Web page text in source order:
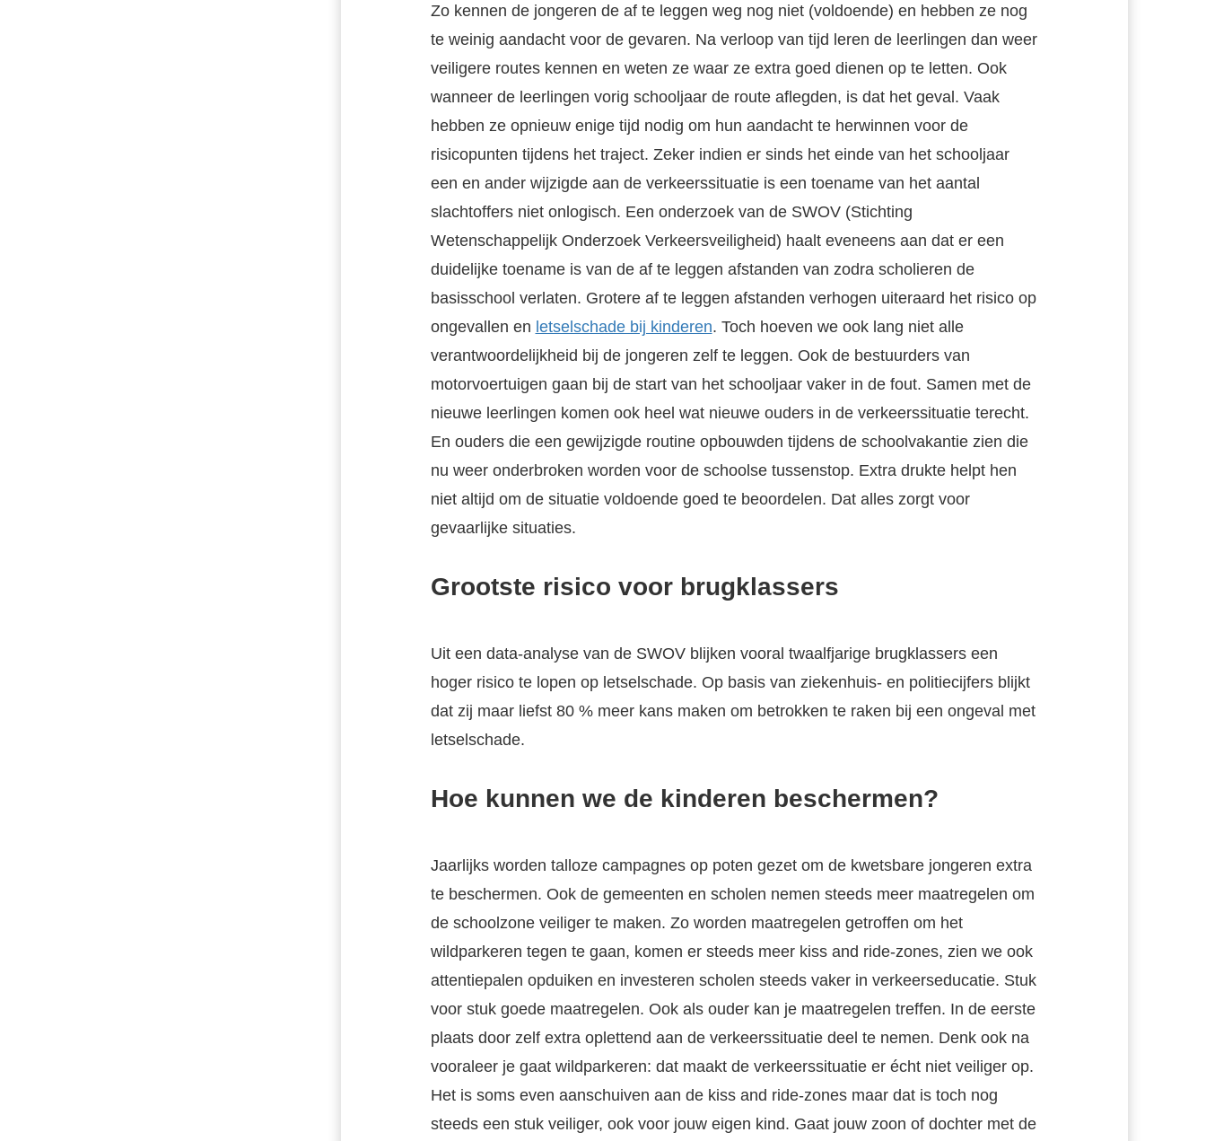
Zo kennen de jongeren de af te leggen weg nog niet (voldoende) en hebben ze nog
te weinig aandacht voor de gevaren. Na verloop van tijd leren de leerlingen dan weer
veiligere routes kennen en weten ze waar ze extra goed dienen op te letten. Ook
wanneer de leerlingen vorig schooljaar de route aflegden, is dat het geval. Vaak
hebben ze opnieuw enige tijd nodig om hun aandacht te herwinnen voor de
risicopunten tijdens het traject. Zeker indien er sinds het einde van het schooljaar
een en ander wijzigde aan de verkeerssituatie is een toename van het aantal
slachtoffers niet onlogisch. Een onderzoek van de SWOV (Stichting
Wetenschappelijk Onderzoek Verkeersveiligheid) haalt eveneens aan dat er een
duidelijke toename is van de af te leggen afstanden van zodra scholieren de
basisschool verlaten. Grotere af te leggen afstanden verhogen uiteraard het risico op
ongevallen en letselschade bij kinderen. Toch hoeven we ook lang niet alle
verantwoordelijkheid bij de jongeren zelf te leggen. Ook de bestuurders van
motorvoertuigen gaan bij de start van het schooljaar vaker in de fout. Samen met de
nieuwe leerlingen komen ook heel wat nieuwe ouders in de verkeerssituatie terecht.
En ouders die een gewijzigde routine opbouwden tijdens de schoolvakantie zien die
nu weer onderbroken worden voor de schoolse tussenstop. Extra drukte helpt hen
niet altijd om de situatie voldoende goed te beoordelen. Dat alles zorgt voor
gevaarlijke situaties.
Grootste risico voor brugklassers
Uit een data-analyse van de SWOV blijken vooral twaalfjarige brugklassers een
hoger risico te lopen op letselschade. Op basis van ziekenhuis- en politiecijfers blijkt
dat zij maar liefst 80 % meer kans maken om betrokken te raken bij een ongeval met
letselschade.
Hoe kunnen we de kinderen beschermen?
Jaarlijks worden talloze campagnes op poten gezet om de kwetsbare jongeren extra
te beschermen. Ook de gemeenten en scholen nemen steeds meer maatregelen om
de schoolzone veiliger te maken. Zo worden maatregelen getroffen om het
wildparkeren tegen te gaan, komen er steeds meer kiss and ride-zones, zien we ook
attentiepalen opduiken en investeren scholen steeds vaker in verkeerseducatie. Stuk
voor stuk goede maatregelen. Ook als ouder kan je maatregelen treffen. In de eerste
plaats door zelf extra oplettend aan de verkeerssituatie deel te nemen. Denk ook na
vooraleer je gaat wildparkeren: dat maakt de verkeerssituatie er écht niet veiliger op.
Het is soms even aanschuiven aan de kiss and ride-zones maar dat is toch nog
steeds een stuk veiliger, ook voor jouw eigen kind. Gaat jouw zoon of dochter met de